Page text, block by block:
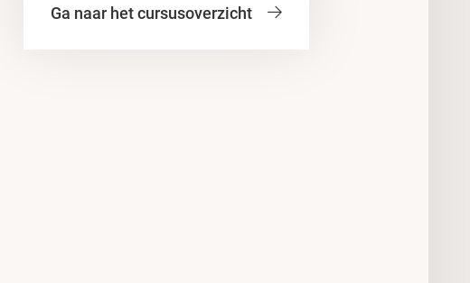
Ga naar het cursusoverzicht